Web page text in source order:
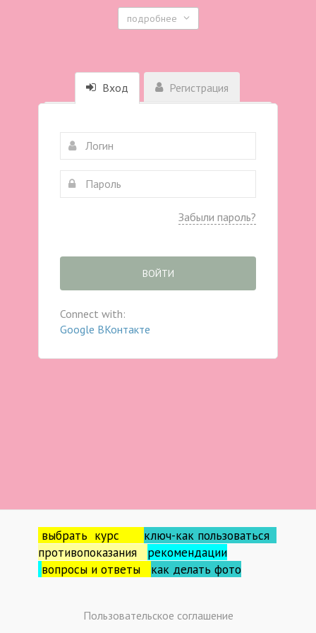
подробнее
Вход Регистрация
Забыли пароль?
ВОЙТИ
Connect with:
Google ВКонтакте
выбрать курс ключ-как пользоваться
противопоказания рекомендации
вопросы и ответы как делать фото
Пользовательское соглашение